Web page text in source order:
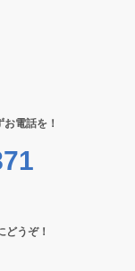
電話を！
どうぞ！